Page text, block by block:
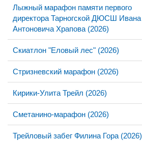
Лыжный марафон памяти первого
директора Тарногской ДЮСШ Ивана
Антоновича Храпова (2026)
Скиатлон "Еловый лес" (2026)
Стризневский марафон (2026)
Кирики-Улита Трейл (2026)
Сметанино-марафон (2026)
Трейловый забег Филина Гора (2026)